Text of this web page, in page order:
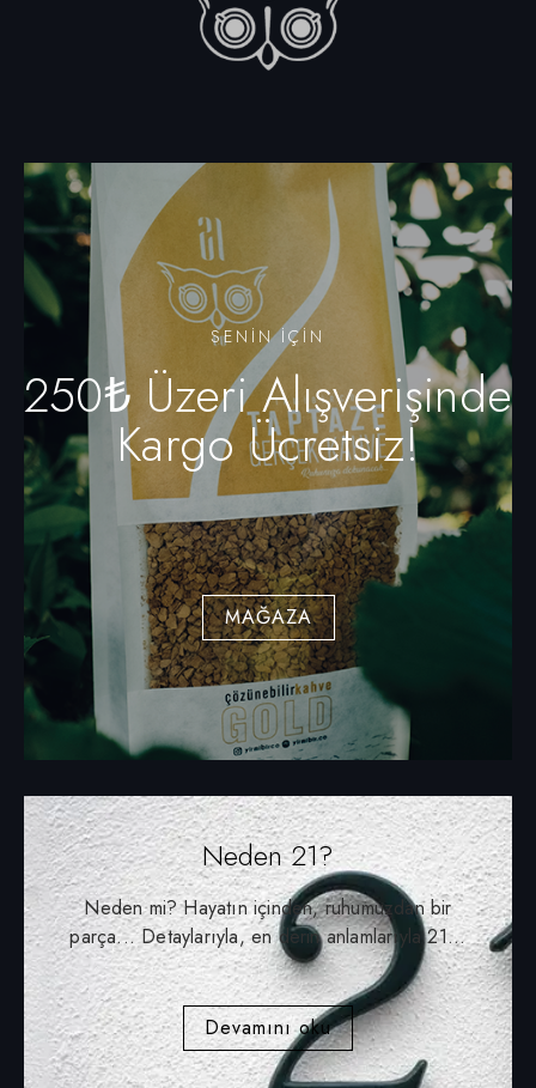
SENIN IÇIN
250₺ Üzeri Alışverişinde
Kargo Ücretsiz!
MAĞAZA
Neden 21?
Neden mi? Hayatın içinden, ruhumuzdan bir
parça... Detaylarıyla, en derin anlamlarıyla 21...
Devamını oku